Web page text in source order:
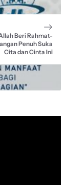
Beri Rahmat-
Penuh Suka
Cita dan Cinta Ini